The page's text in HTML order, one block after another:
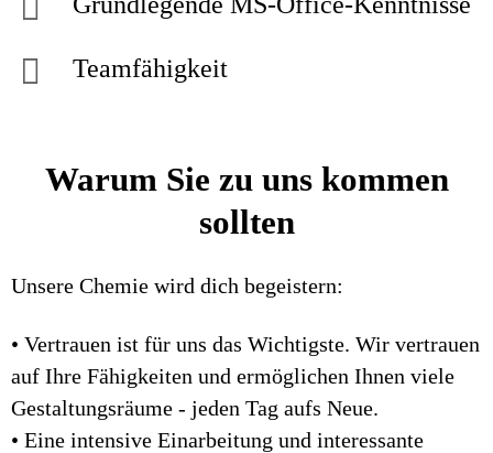
Teamfähigkeit
Warum Sie zu uns kommen
sollten
Unsere Chemie wird dich begeistern:
• Vertrauen ist für uns das Wichtigste. Wir vertrauen
auf Ihre Fähigkeiten und ermöglichen Ihnen viele
Gestaltungsräume - jeden Tag aufs Neue.
• Eine intensive Einarbeitung und interessante